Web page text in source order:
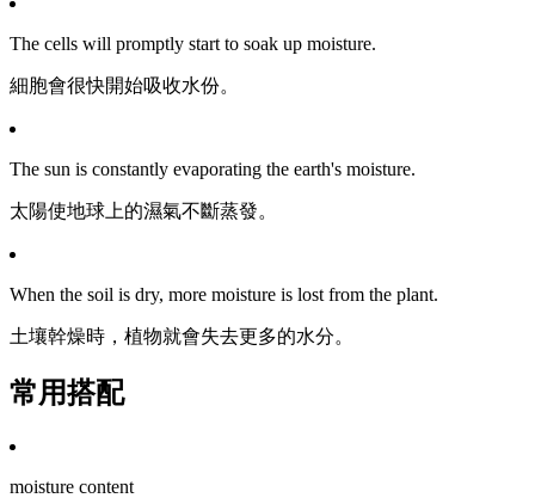
The cells will promptly start to soak up moisture.
細胞會很快開始吸收水份。
The sun is constantly evaporating the earth's moisture.
太陽使地球上的濕氣不斷蒸發。
When the soil is dry, more moisture is lost from the plant.
土壤幹燥時，植物就會失去更多的水分。
常用搭配
moisture content